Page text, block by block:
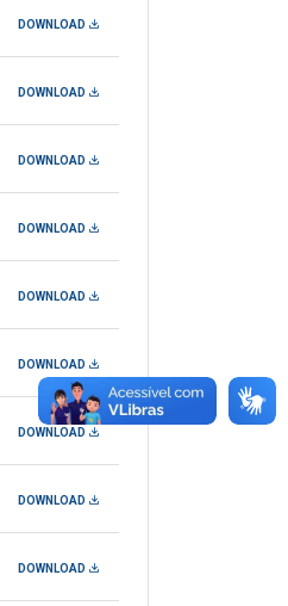
DOWNLOAD
DOWNLOAD
DOWNLOAD
DOWNLOAD
DOWNLOAD
DOWNLOAD
DOWNLOAD
DOWNLOAD
DOWNLOAD